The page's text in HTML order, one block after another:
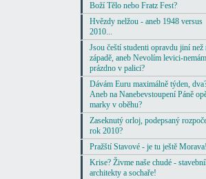
Boží Tělo nebo Fratz Fest?
Hvězdy nelžou - aneb 1948 versus
2010...
Jsou čeští studenti opravdu jiní než
západě, aneb Nevolím levici-nemám
prázdno v palici?
Dávám Euru maximálně týden,
Aneb na Nanebevstoupení Páně
marky v oběhu?
Zaseknutý orloj, podepsaný
rok 2010?
Pražští Stavové - je tu ještě Morava!
Krise? Živme naše chudé -
architekty a sochaře!